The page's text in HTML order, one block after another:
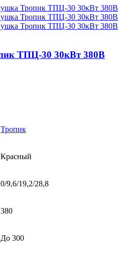
ТПЦ-30 30кВт 380В
Тропик
Красный
0/9,6/19,2/28,8
380
До 300